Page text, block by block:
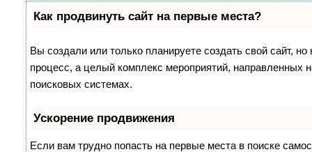
Как продвинуть сайт на первые места?
Вы создали или только планируете создать свой сайт,
процесс, а целый комплекс мероприятий, направленных
поисковых системах.
Ускорение продвижения
Если вам трудно попасть на первые места в поиске